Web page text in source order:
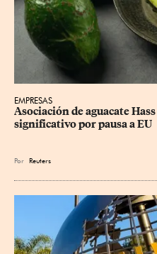
EMPRESAS
Asociación de aguacate
significativo por pausa a EU
Por Reuters